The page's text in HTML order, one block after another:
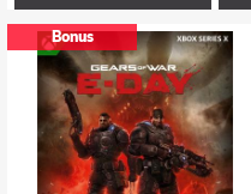
Bonus